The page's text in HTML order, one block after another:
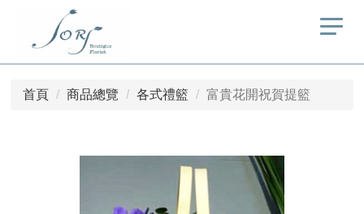
首頁 商品總覽 各式禮籃 富貴花開祝賀提籃